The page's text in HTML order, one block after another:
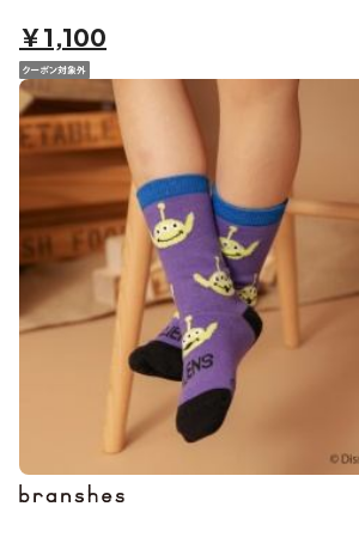
￥1,100